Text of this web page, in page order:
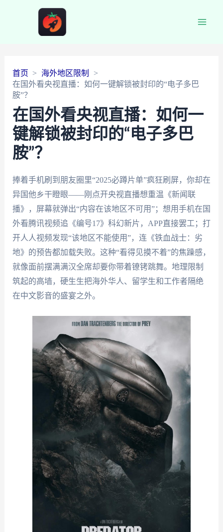
首页
海外地区限制
在国外看央视直播：如何一键解锁被封印的“电子多巴
胺”？
在国外看央视直播：如何一
键解锁被封印的“电子多巴
胺”？
捧着手机刷到朋友圈里“2025必蹲片单”疯狂刷屏，你却在
异国他乡干瞪眼——刚点开央视直播想重温《新闻联
播》，屏幕就弹出“内容在该地区不可用”；想用手机在国
外看腾讯视频追《编号17》科幻新片，APP直接罢工；打
开人人视频发现“该地区不能使用”，连《铁血战士：劣
地》的预告都加载失败。这种“看得见摸不着”的焦躁感，
就像面前摆满满汉全席却要你带着镣铐跳舞。地理限制
筑起的高墙，硬生生把海外华人、留学生和工作者隔绝
在中文影音的盛宴之外。